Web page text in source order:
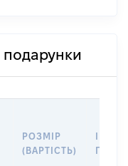
подарунки
РОЗМІР
(ВАРТІСТЬ)
ПРО